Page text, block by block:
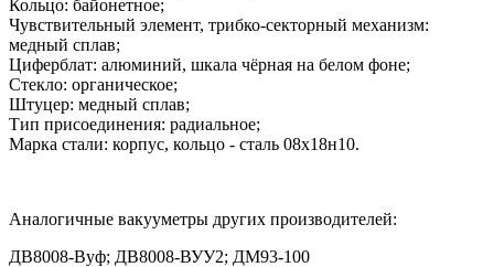
Кольцо: байонетное;
Чувствительный элемент, трибко-секторный механизм:
медный сплав;
Циферблат: алюминий, шкала чёрная на белом фоне;
Стекло: органическое;
Штуцер: медный сплав;
Тип присоединения: радиальное;
Марка стали: корпус, кольцо - сталь 08х18н10.
Аналогичные вакууметры других производителей:
ДВ8008-Вуф; ДВ8008-ВУУ2; ДМ93-100